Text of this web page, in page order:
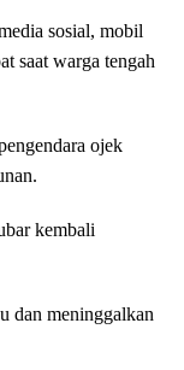
sosial, mobil
saat warga tengah
ojek
kembali
dan meninggalkan